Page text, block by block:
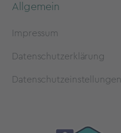
Allgemein
Impressum
Datenschutzerklärung
Datenschutzeinstellungen